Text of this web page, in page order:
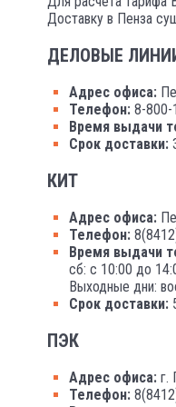
Доставку в Пенза
ДЕЛОВЫЕ
Адрес офиса:
Телефон: 8-800-
Время выдачи
Срок доставки:
КИТ
Адрес офиса:
Телефон:
Время выдачи
сб: с 10:00 до
Выходные дни:
Срок доставки:
ПЭК
Адрес офиса: г.
Телефон: